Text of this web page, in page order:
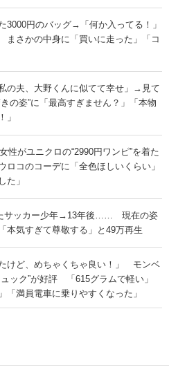
3000円のバッグ→「何か入ってる！」
さかの中身に「買いに走った」「コ
の夫、大野くんに似てて幸せ」→見て
姿”に「最高すぎません？」「本物
」
性がユニクロの“2990円ワンピ”を着た
コのコーデに「全色ほしいくらい」
た」
サッカー少年→13年後…… 現在の姿
本気すぎて尊敬する」と49万再生
たけど、めちゃくちゃ良い！」 モンベ
ック”が好評 「615グラムで軽い」
「満員電車に乗りやすくなった」